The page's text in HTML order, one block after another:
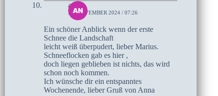
anna
21. NOVEMBER 2024 / 07:26
Ein schöner Anblick wenn der erste
Schnee die Landschaft
leicht weiß überpudert, lieber Marius.
Schneeflocken gab es hier ,
doch liegen geblieben ist nichts, das wird
schon noch kommen.
Ich wünsche dir ein entspanntes
Wochenende, lieber Gruß von Anna